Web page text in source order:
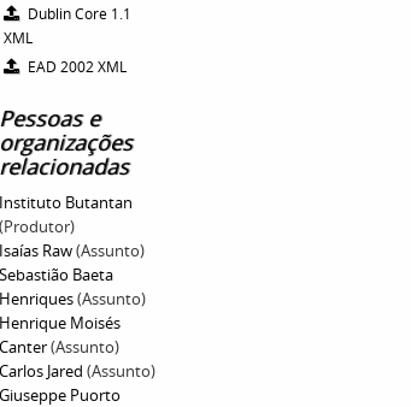
Dublin Core 1.1
XML
EAD 2002 XML
Pessoas e
organizações
relacionadas
Instituto Butantan
(Produtor)
Isaías Raw(Assunto)
Sebastião Baeta
Henriques(Assunto)
Henrique Moisés
Canter(Assunto)
Carlos Jared (Assunto)
Giuseppe Puorto